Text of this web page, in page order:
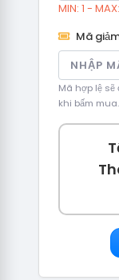
MIN: 1 -
Mã
Mã hợp lệ
khi bấm mua.